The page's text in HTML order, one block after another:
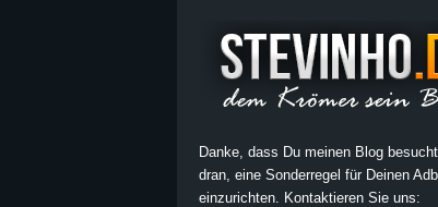
Danke, dass Du meinen Blog
dran, eine Sonderregel für Deinen
einzurichten. Kontaktieren Sie uns: